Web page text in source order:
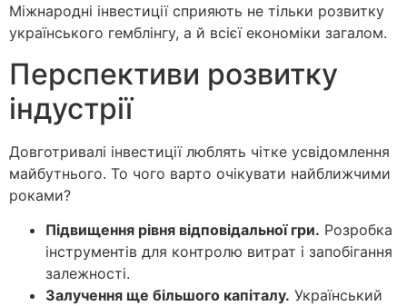
Міжнародні інвестиції сприяють не тільки розвитку
українського гемблінгу, а й всієї економіки загалом.
Перспективи розвитку
індустрії
Довготривалі інвестиції люблять чітке усвідомлення
майбутнього. То чого варто очікувати найближчими
роками?
Підвищення рівня відповідальної гри. Розробка
інструментів для контролю витрат і запобігання
залежності.
Залучення ще більшого капіталу. Український